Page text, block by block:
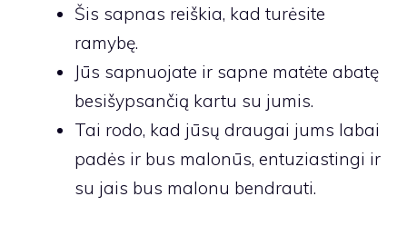
Šis sapnas reiškia, kad turėsite
ramybę.
Jūs sapnuojate ir sapne matėte abatę
besišypsančią kartu su jumis.
Tai rodo, kad jūsų draugai jums labai
padės ir bus malonūs, entuziastingi ir
su jais bus malonu bendrauti.